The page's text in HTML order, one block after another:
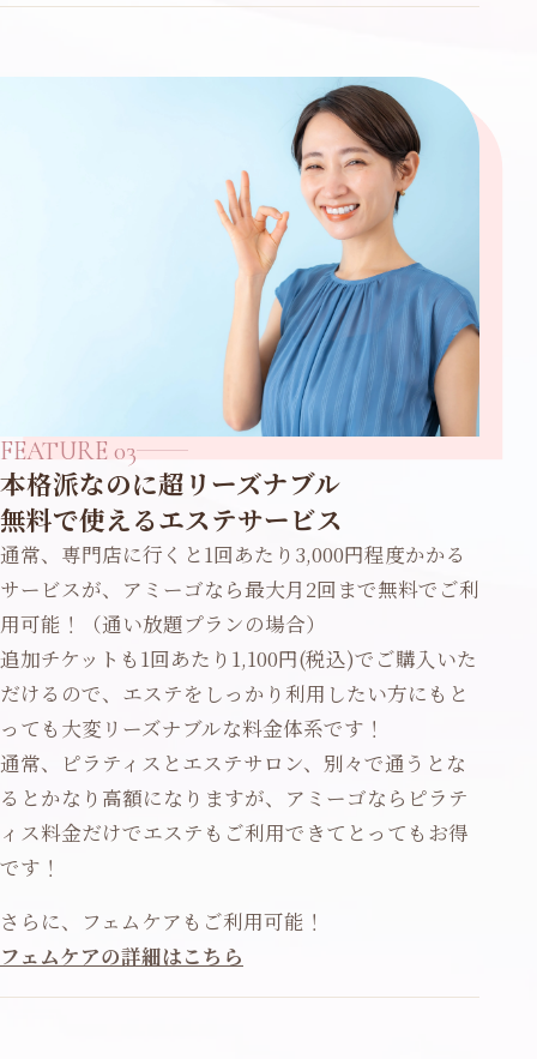
FEATURE 03
本格派なのに超リーズナブル
無料で使えるエステサービス
通常、専門店に行くと1回あたり3,000円程度かかる
サービスが、アミーゴなら最大月2回まで無料でご利
用可能！（通い放題プランの場合）
追加チケットも1回あたり1,100円(税込)でご購入いた
だけるので、エステをしっかり利用したい方にもと
っても大変リーズナブルな料金体系です！
通常、ピラティスとエステサロン、別々で通うとな
るとかなり高額になりますが、アミーゴならピラテ
ィス料金だけでエステもご利用できてとってもお得
です！
さらに、フェムケアもご利用可能！
フェムケアの詳細はこちら